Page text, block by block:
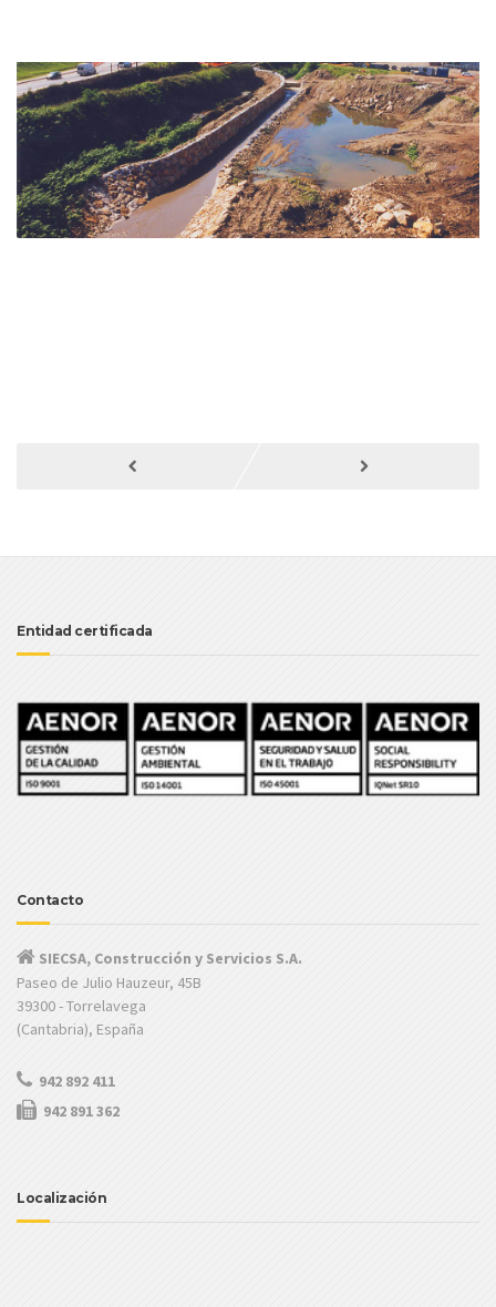
Entidad certificada
Contacto
SIECSA, Construcción y Servicios S.A.
Paseo de Julio Hauzeur, 45B
39300 - Torrelavega
(Cantabria), España
942 892 411
942 891 362
Localización